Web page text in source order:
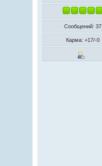
Сообщений: 37
Карма: +17/-0